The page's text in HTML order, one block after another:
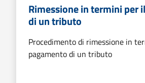
Rimessione in termini per
di un tributo
Procedimento di rimessione in
pagamento di un tributo